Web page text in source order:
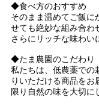
◆食べ方のおすすめ
そのまま温めてご飯に
せても絶妙な組み合わ
さらにリッチな味わい
◆たま農園のこだわり
私たちは、低農薬での
りいただける商品を
限り自然の味を大切に